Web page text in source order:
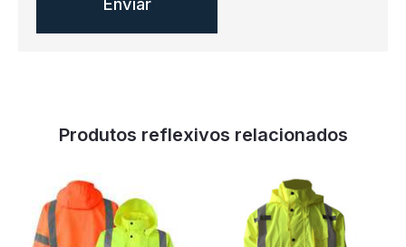
Produtos reflexivos relacionados